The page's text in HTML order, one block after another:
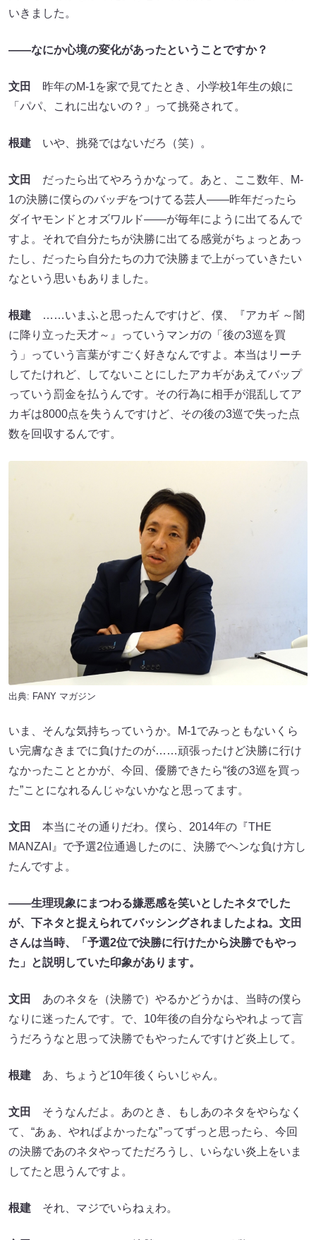
いきました。
――なにか心境の変化があったということですか？
文田
昨年のM-1を家で見てたとき、小学校1年生の娘に
「パパ、これに出ないの？」って挑発されて。
根建 いや、挑発ではないだろ（笑）。
文田
だったら出てやろうかなって。あと、ここ数年、M-
1の決勝に僕らのバッヂをつけてる芸人――昨年だったら
ダイヤモンドとオズワルド――が毎年にように出てるんで
すよ。それで自分たちが決勝に出てる感覚がちょっとあっ
たし、だったら自分たちの力で決勝まで上がっていきたい
なという思いもありました。
根建 ……いまふと思ったんですけど、僕、『アカギ ～闇
に降り立った天才～』っていうマンガの「後の3巡を買
う」っていう言葉がすごく好きなんですよ。本当はリーチ
してたけれど、してないことにしたアカギがあえてバップ
っていう罰金を払うんです。その行為に相手が混乱してア
カギは8000点を失うんですけど、その後の3巡で失った点
数を回収するんです。
出典: FANY マガジン
いま、そんな気持ちっていうか。M-1でみっともないくら
い完膚なきまでに負けたのが……頑張ったけど決勝に行け
なかったこととかが、今回、優勝できたら“後の3巡を買っ
た”ことになれるんじゃないかなと思ってます。
文田
本当にその通りだわ。僕ら、2014年の『THE
MANZAI』で予選2位通過したのに、決勝でヘンな負け方し
たんですよ。
――生理現象にまつわる嫌悪感を笑いとしたネタでした
が、下ネタと捉えられてバッシングされましたよね。文田
さんは当時、「予選2位で決勝に行けたから決勝でもやっ
た」と説明していた印象があります。
文田
あのネタを（決勝で）やるかどうかは、当時の僕ら
なりに迷ったんです。で、10年後の自分ならやれよって言
うだろうなと思って決勝でもやったんですけど炎上して。
根建 あ、ちょうど10年後くらいじゃん。
文田
そうなんだよ。あのとき、もしあのネタをやらなく
て、“あぁ、やればよかったな”ってずっと思ったら、今回
の決勝であのネタやってただろうし、いらない炎上をいま
してたと思うんですよ。
根建 それ、マジでいらねぇわ。